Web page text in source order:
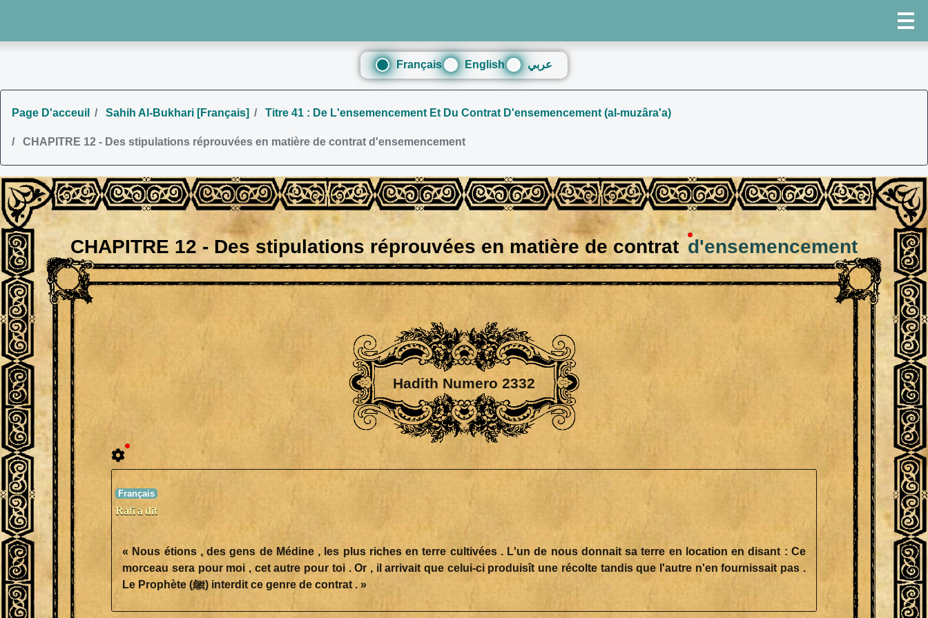
Français English عربي
Page D'acceuil Sahih Al-Bukhari [Français] Titre 41 : De L'ensemencement Et Du Contrat D'ensemencement (al-muzâra'a)
CHAPITRE 12 - Des stipulations réprouvées en matière de contrat d'ensemencement
CHAPITRE 12 - Des stipulations réprouvées en matière de contrat d'ensemencement
Hadith Numero 2332
Rafi a dit
« Nous étions , des gens de Médine , les plus riches en terre cultivées . L'un de nous donnait sa terre en location en disant : Ce
morceau sera pour moi , cet autre pour toi . Or , il arrivait que celui-ci produisît une récolte tandis que l'autre n'en fournissait pas .
Le Prophète (ﷺ) interdit ce genre de contrat . »